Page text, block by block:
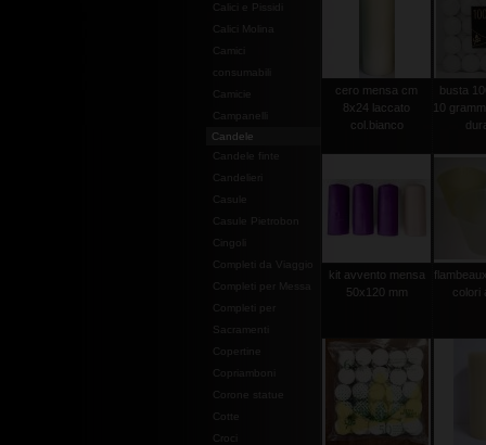
Calici e Pissidi
Calici Molina
Campanelli
Candele
Candele finte
Candelieri
Casule
Casule Pietrobon
Cingoli
Completi da Viaggio
Completi per Messa
Completi per
Sacramenti
Copertine
Copriamboni
Corone statue
Cotte
Croci
cero mensa cm
8x24 laccato
col.bianco
busta
10
kit avvento mensa
50x120 mm
colori